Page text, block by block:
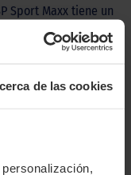
de las cookies
Sport Maxx tiene un
renidmiento de
de la goma.
Somos los